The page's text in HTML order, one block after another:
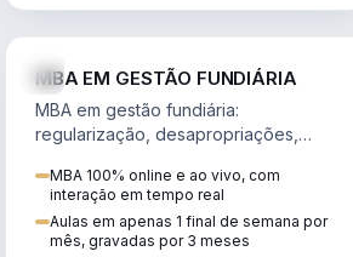
MBA EM GESTÃO FUNDIÁRIA
MBA em gestão fundiária:
regularização, desapropriações,
ambiental em projetos de
infraestrutura.
MBA 100% online e ao vivo, com
interação em tempo real
Aulas em apenas 1 final de semana por
mês, gravadas por 3 meses